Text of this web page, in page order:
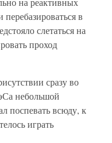
в
слетаться на
проход
сразу во
небольшой
поспевать всюду, к
играть